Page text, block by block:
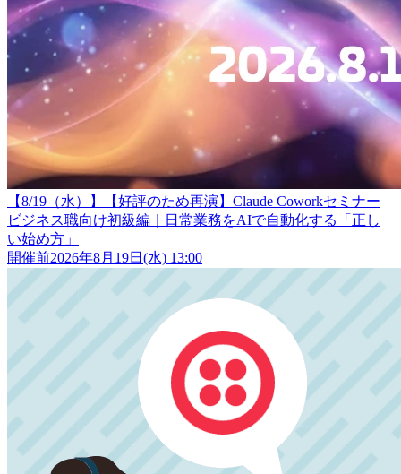
【8/19（水）】【好評のため再演】Claude Coworkセミナー
ビジネス職向け初級編｜日常業務をAIで自動化する「正し
い始め方」
開催前2026年8月19日(水) 13:00